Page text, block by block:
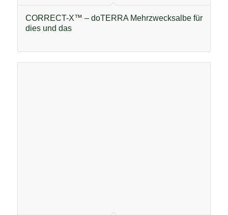
CORRECT-X™ – doTERRA Mehrzwecksalbe für
dies und das